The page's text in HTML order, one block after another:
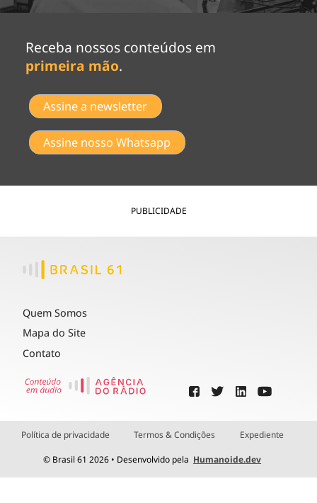
Receba nossos conteúdos em
primeira mão.
Assine a newsletter
Assine nosso Whatsapp
PUBLICIDADE
Quem Somos
Mapa do Site
Contato
Política de privacidade Termos & Condições Expediente
© Brasil 61 2026 • Desenvolvido pela Humanoide.dev